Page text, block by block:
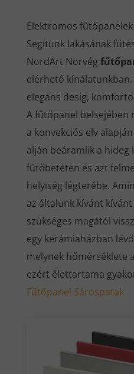
Elektromos
Segítünk lakásának
NordArt Norvég
elérhető
elegáns desig,
A fűtőpanel belsejében
a konvekciós elv
alján beáramlik a hideg
fűtőbetéten és azt
helyiség légterébe.
az általunk kívánt
szükséges magától
egy kerámiaházban
melynek hőmérséklete
ezért élettartama
Fűtőpanel Sárospatak